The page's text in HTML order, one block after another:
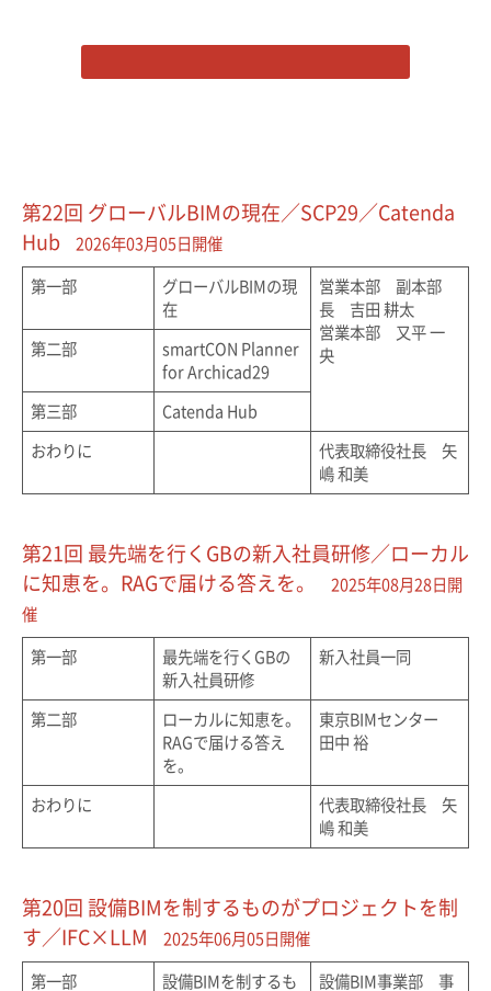
第22回 グローバルBIMの現在／SCP29／Catenda
Hub
2026年03月05日開催
第一部
グローバルBIMの現
在
営業本部 副本部
長 吉田 耕太
営業本部 又平 一
央
第二部
smartCON Planner
for Archicad29
第三部
Catenda Hub
おわりに
代表取締役社長 矢
嶋 和美
第21回 最先端を行くGBの新入社員研修／ローカル
に知恵を。RAGで届ける答えを。
2025年08月28日開
催
第一部
最先端を行くGBの
新入社員研修
新入社員一同
第二部
ローカルに知恵を。
RAGで届ける答え
を。
東京BIMセンター
田中 裕
おわりに
代表取締役社長 矢
嶋 和美
第20回 設備BIMを制するものがプロジェクトを制
す／IFC×LLM
2025年06月05日開催
第一部
設備BIMを制するも
設備BIM事業部 事